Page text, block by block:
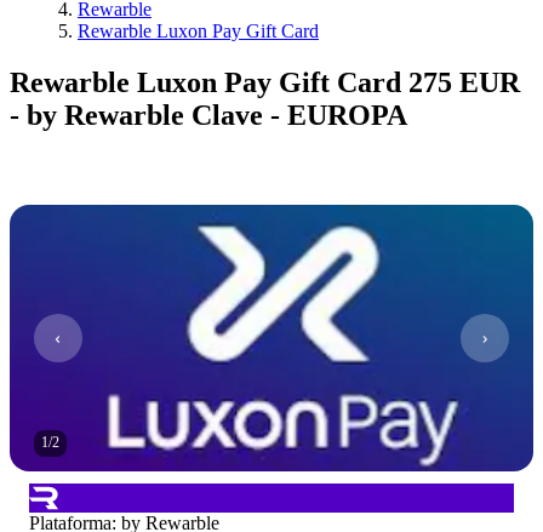
Rewarble
Rewarble Luxon Pay Gift Card
Rewarble Luxon Pay Gift Card 275 EUR
- by Rewarble Clave - EUROPA
1/2
Plataforma: by Rewarble